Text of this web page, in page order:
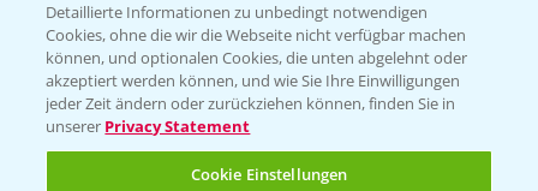
Folgen Sie uns
Detaillierte Informationen zu unbedingt notwendigen
Cookies, ohne die wir die Webseite nicht verfügbar machen
können, und optionalen Cookies, die unten abgelehnt oder
akzeptiert werden können, und wie Sie Ihre Einwilligungen
jeder Zeit ändern oder zurückziehen können, finden Sie in
unserer Privacy Statement
Cookie Einstellungen